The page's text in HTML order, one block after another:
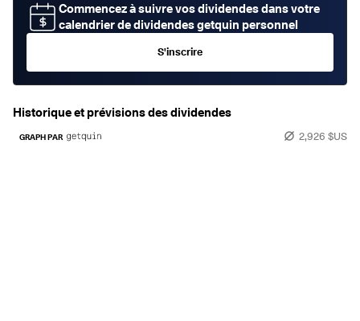
Commencez à suivre vos dividendes dans votre
calendrier de dividendes getquin personnel
S'inscrire
Historique et prévisions des dividendes
2,926 $US
GRAPH PAR